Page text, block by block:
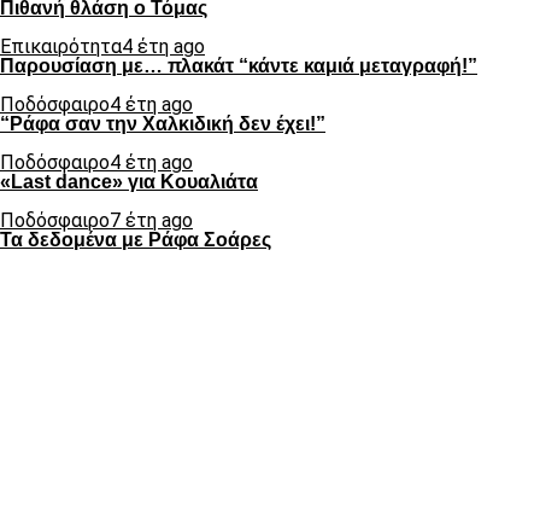
Πιθανή θλάση ο Τόμας
Επικαιρότητα4 έτη ago
Παρουσίαση με… πλακάτ “κάντε καμιά μεταγραφή!”
Ποδόσφαιρο4 έτη ago
“Ράφα σαν την Χαλκιδική δεν έχει!”
Ποδόσφαιρο4 έτη ago
«Last dance» για Κουαλιάτα
Ποδόσφαιρο7 έτη ago
Τα δεδομένα με Ράφα Σοάρες